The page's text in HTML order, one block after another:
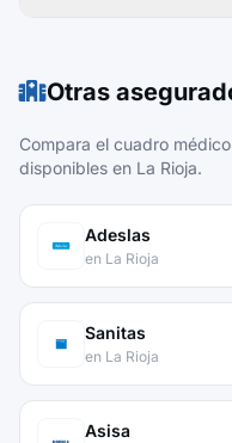
Otras
Compara el cuadro
disponibles en La Rioja.
Adeslas
en La Rioja
Sanitas
en La Rioja
Asisa